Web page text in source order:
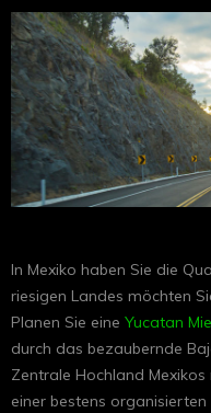
In Mexiko haben Sie die
riesigen Landes möchten
Planen Sie eine Yucatan
durch das bezaubernde
Zentrale Hochland
einer bestens